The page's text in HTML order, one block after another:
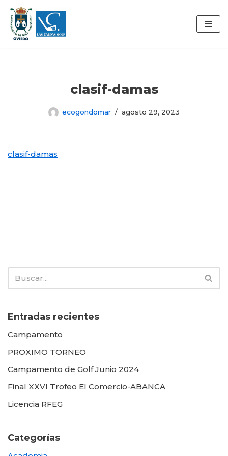
Saltar
al
clasif-damas
ecogondomar agosto 29, 2023
clasif-damas
Entradas recientes
Campamento
PROXIMO TORNEO
Campamento de Golf Junio 2024
Final XXVI Trofeo El Comercio-ABANCA
Licencia RFEG
Categorías